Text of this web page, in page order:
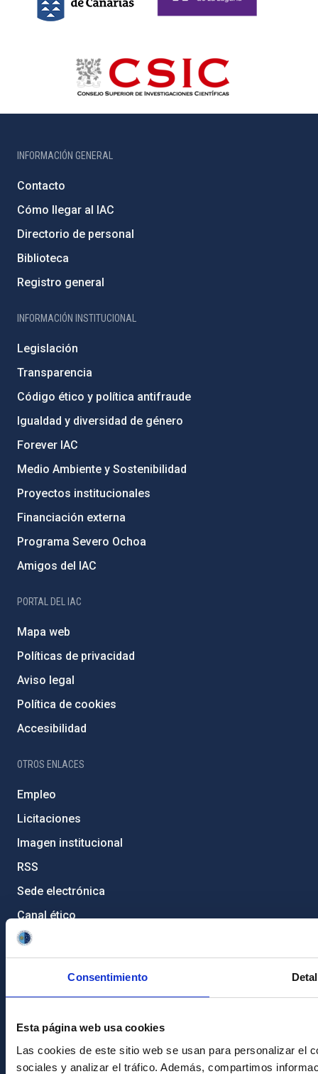
Consentimiento
Esta página web usa cookies
Las cookies de este sitio web se usan para personalizar el
sociales y analizar el tráfico. Además, compartimos
INFORMACIÓN GENERAL
Contacto
Cómo llegar al IAC
Directorio de personal
Biblioteca
Registro general
INFORMACIÓN INSTITUCIONAL
Legislación
Transparencia
Código ético y política antifraude
Igualdad y diversidad de género
Forever IAC
Medio Ambiente y Sostenibilidad
Proyectos institucionales
Financiación externa
Programa Severo Ochoa
Amigos del IAC
PORTAL DEL IAC
Mapa web
Políticas de privacidad
Aviso legal
Política de cookies
Accesibilidad
OTROS ENLACES
Empleo
Licitaciones
Imagen institucional
RSS
Sede electrónica
Canal ético
Condolencias Francisco Sánchez
PostFooter > Newsletter link
Únete a nuestra
Newsletter